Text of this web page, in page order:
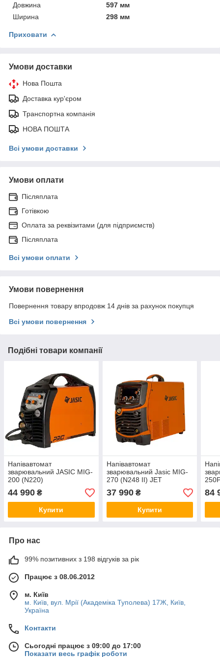
Довжина
597 мм
Ширина
298 мм
Приховати
Умови доставки
Нова Пошта
Доставка кур'єром
Транспортна компанія
НОВА ПОШТА
Всі умови доставки
Умови оплати
Післяплата
Готівкою
Оплата за реквізитами (для підприємств)
Післяплата
Всі умови оплати
Умови повернення
Повернення товару впродовж 14 днів за рахунок покупця
Всі умови повернення
Подібні товари компанії
Напівавтомат
зварювальний JASIC MIG-
200 (N220)
44 990 ₴
Купити
Напівавтомат
зварювальний Jasic MIG-
270 (N248 II) JET
37 990₴
Купити
84
Про нас
99% позитивних з 198 відгуків за рік
Працює з 08.06.2012
м. Київ
м. Київ, вул. Мрії (Академіка Туполева) 17Ж, Київ,
Україна
Контакти
Сьогодні працює з 09:00 до 17:00
Показати весь графік роботи